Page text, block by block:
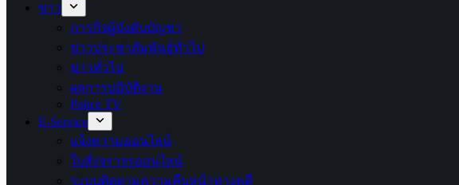
ข่าว
ภารกิจผู้บังคับบัญชา
ข่าวประชาสัมพันธ์ทั่วไป
ข่าวทั่วไป
ผลการปฏิบัติงาน
Police TV
E-Service
แจ้งความออนไลน์
ใบสั่งจราจรออนไลน์
ระบบติดตามความคืบหน้าทางคดี